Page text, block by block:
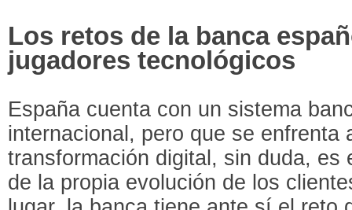
Los retos de la banca
jugadores tecnológicos
España cuenta con un sistema
internacional, pero que se enfrenta
transformación digital, sin duda, es
de la propia evolución de los